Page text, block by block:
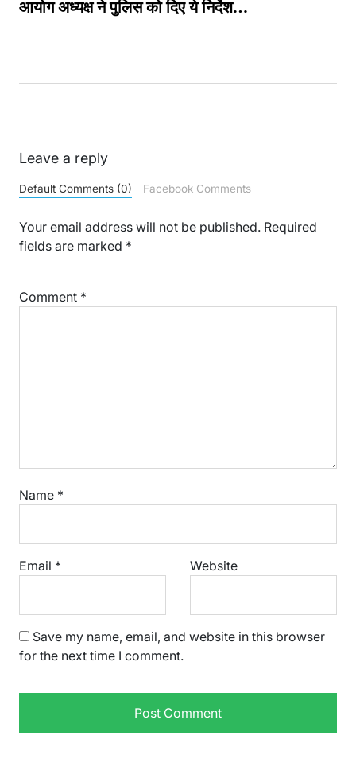
आयोग अध्यक्ष ने पुलिस को दिए ये निर्देश…
Leave a reply
Default Comments (0) Facebook Comments
Your email address will not be published. Required
fields are marked *
Comment *
Name *
Email * Website
Save my name, email, and website in this browser
for the next time I comment.